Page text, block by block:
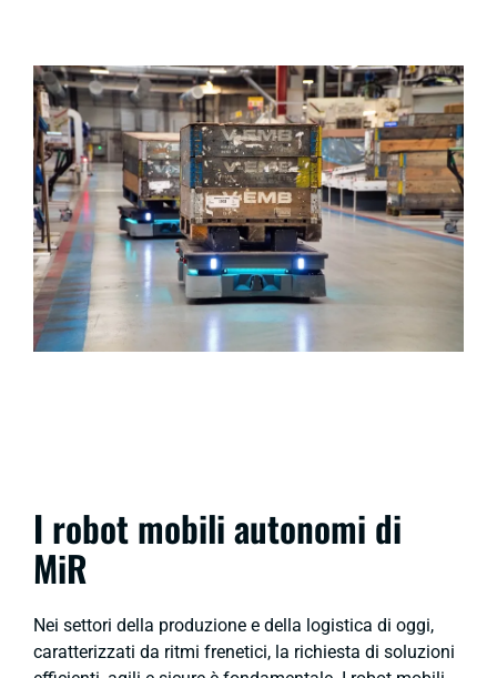
I robot mobili autonomi di
MiR
Nei settori della produzione e della logistica di oggi,
caratterizzati da ritmi frenetici, la richiesta di soluzioni